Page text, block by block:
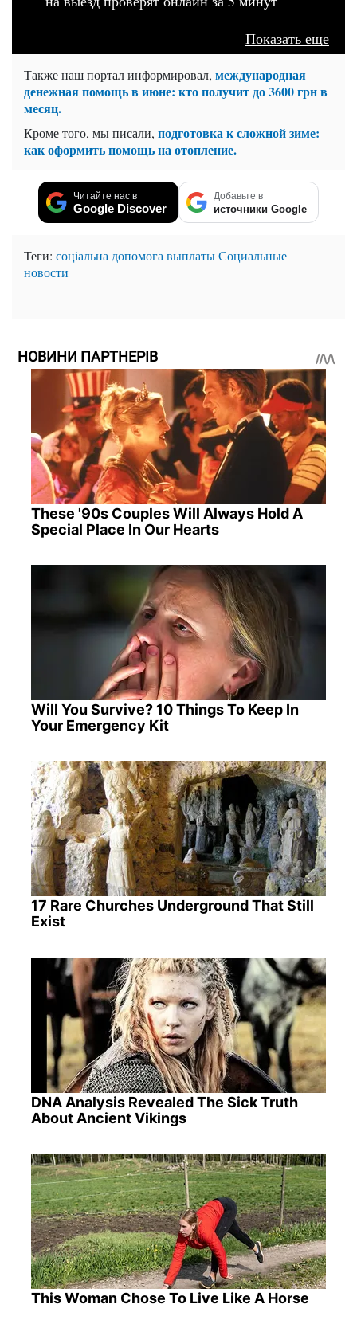
Показать еще
Также наш портал информировал, международная
денежная помощь в июне: кто получит до 3600 грн в
месяц.
Кроме того, мы писали, подготовка к сложной зиме:
как оформить помощь на отопление.
Читайте нас в
Google Discover
Добавьте в
источники Google
Теги: соціальна допомога выплатыСоциальные
новости
НОВИНИ ПАРТНЕРІВ
These '90s Couples Will Always Hold A
Special Place In Our Hearts
Will You Survive? 10 Things To Keep In
Your Emergency Kit
17 Rare Churches Underground That Still
Exist
DNA Analysis Revealed The Sick Truth
About Ancient Vikings
This Woman Chose To Live Like A Horse